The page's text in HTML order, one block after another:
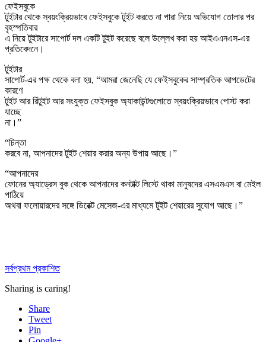
ফেইসবুকে
টুইটার থেকে স্বয়ংক্রিয়ভাবে ফেইসবুকে টুইট করতে না পারা নিয়ে অভিযোগ তোলার পর
বৃহস্পতিবার
এ নিয়ে টুইটারে সাপোর্ট দল একটি টুইট করেছে বলে উল্লেখ করা হয় আইএএনএস-এর
প্রতিবেদনে।
টুইটার
সাপোর্ট-এর পক্ষ থেকে বলা হয়, “আমরা জেনেছি যে ফেইসবুকের সাম্প্রতিক আপডেটের
কারণে
টুইট আর রিটুইট আর সংযুক্ত ফেইসবুক অ্যাকাউন্টগুলোতে স্বয়ংক্রিয়ভাবে পোস্ট করা
যাচ্ছে
না।”
“চিন্তা
করবে না, আপনাদের টুইট শেয়ার করার অন্য উপায় আছে।”
“আপনাদের
ফোনের অ্যাড্রেস বুক থেকে আপনাদের কনটাক্ট লিস্টে থাকা মানুষদের এসএমএস বা মেইল
পাঠিয়ে
অথবা ফলোয়ারদের সঙ্গে ডিরেক্ট মেসেজ-এর মাধ্যমে টুইট শেয়ারের সুযোগ আছে।”
সর্বপ্রথম প্রকাশিত
Sharing is caring!
Share
Tweet
Pin